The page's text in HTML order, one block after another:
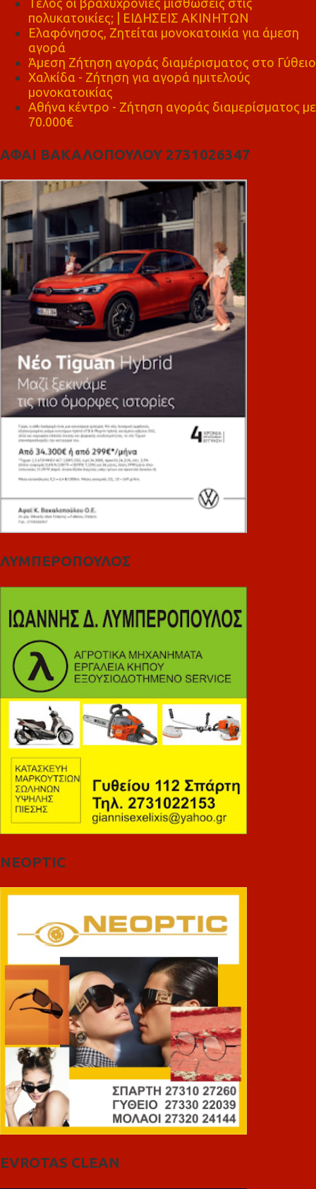
πολυκατοικίες; | ΕΙΔΗΣΕΙΣ ΑΚΙΝΗΤΩΝ
Ελαφόνησος, Ζητείται μονοκατοικία για άμεση
αγορά
Άμεση Ζήτηση αγοράς διαμέρισματος στο Γύθειο
Χαλκίδα - Ζήτηση για αγορά ημιτελούς
μονοκατοικίας
Αθήνα κέντρο - Ζήτηση αγοράς διαμερίσματος με
70.000€
ΑΦΑΙ ΒΑΚΑΛΟΠΟΥΛΟΥ 2731026347
ΛΥΜΠΕΡΟΠΟΥΛΟΣ
NEOPTIC
EVROTAS CLEAN